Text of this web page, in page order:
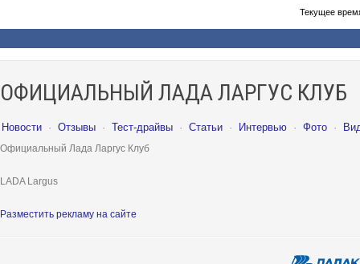
Текущее
ОФИЦИАЛЬНЫЙ ЛАДА ЛАРГУС КЛУБ
Новости · Отзывы · Тест-драйвы · Статьи · Интервью · Фото ·
Официальный Лада Ларгус Клуб
LADA Largus
Разместить рекламу на сайте